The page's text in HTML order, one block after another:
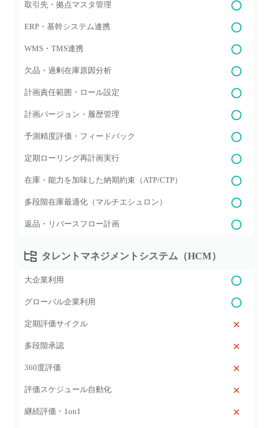
取引先・拠点マスタ管理
ERP・基幹システム連携
WMS・TMS連携
欠品・過剰在庫原因分析
計画責任範囲・ロール設定
計画バージョン・履歴管理
予測精度評価・フィードバック
定期ローリング再計画実行
在庫・能力を加味した納期約束（ATP/CTP）
多段階在庫最適化（マルチエシュロン）
返品・リバースフロー計画
タレントマネジメントシステム（HCM）
大企業利用
グローバル企業利用
定期評価サイクル
多段階承認
360度評価
評価スケジュール自動化
継続評価・1on1